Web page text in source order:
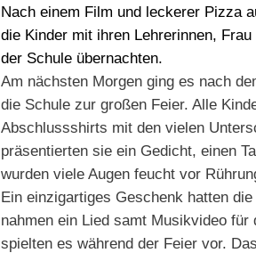
Nach einem Film und leckerer Pizza
die Kinder mit ihren Lehrerinnen,
der Schule übernachten.
Am nächsten Morgen ging es nach
die Schule zur großen Feier. Alle
Abschlussshirts mit den vielen
präsentierten sie ein Gedicht, einen
wurden viele Augen feucht vor
Ein einzigartiges Geschenk hatten
nahmen ein Lied samt Musikvideo für
spielten es während der Feier vor.